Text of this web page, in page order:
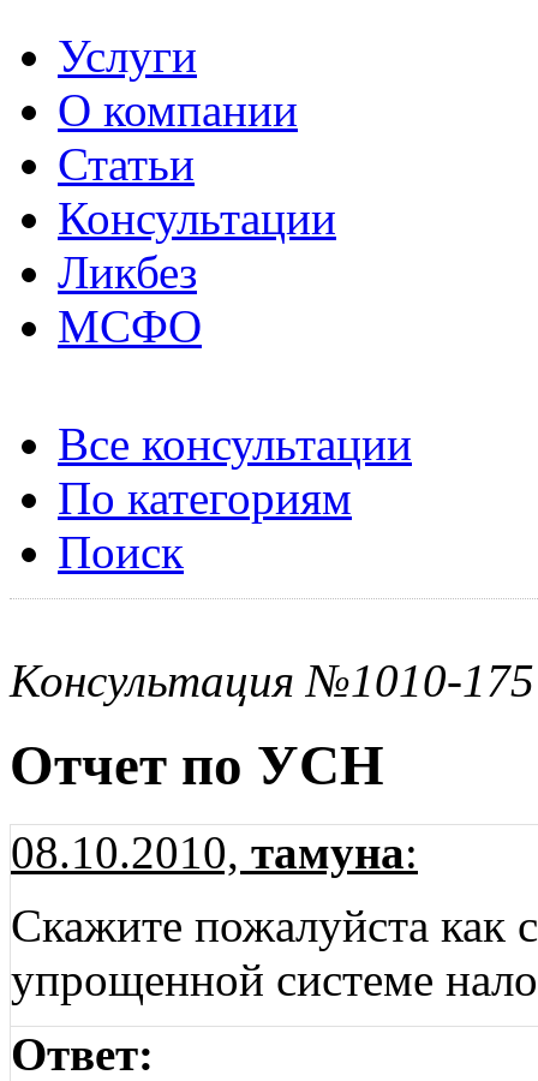
Услуги
О компании
Статьи
Консультации
Ликбез
МСФО
Все консультации
По категориям
Поиск
Консультация №1010-175
Отчет по УСН
08.10.2010, тамуна:
Скажите пожалуйста как
упрощенной системе
Ответ: